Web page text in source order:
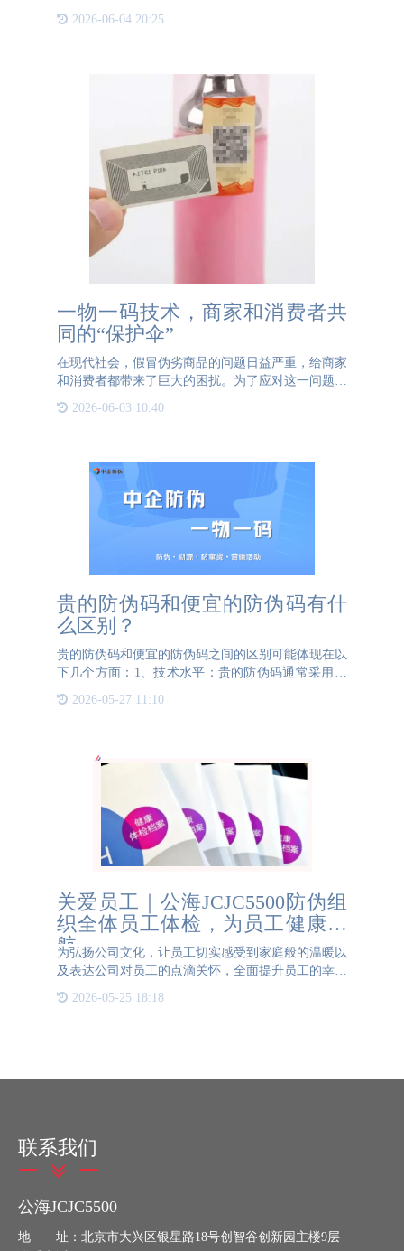
为产品的防伪、溯源和防窜提供了强有力的解决方
2026-06-04 20:25
一物一码技术，商家和消费者共
同的“保护伞”
在现代社会，假冒伪劣商品的问题日益严重，给商家
和消费者都带来了巨大的困扰。为了应对这一问题，
同的“保护伞”。 一物一码技术是指为每一个商品赋
2026-06-03 10:40
贵的防伪码和便宜的防伪码有什
么区别？
贵的防伪码和便宜的防伪码之间的区别可能体现在以
下几个方面：1、技术水平：贵的防伪码通常采用更
先进的防伪技术，例如更高安全级别的加密算法、更
复杂的验证流程等，这些技术能够提供更高的防伪性
2026-05-27 11:10
关爱员工｜公海JCJC5500防伪组
织全体员工体检，为员工健康护
航
为弘扬公司文化，让员工切实感受到家庭般的温暖以
及表达公司对员工的点滴关怀，全面提升员工的幸福
体检。一大早，体检医护人员已经准备就绪，大家排
2026-05-25 18:18
联系我们
公海JCJC5500
地 址：北京市大兴区银星路18号创智谷创新园主楼9层